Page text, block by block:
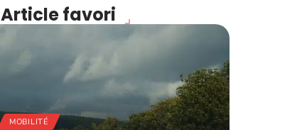
Article favori
MOBILITÉ